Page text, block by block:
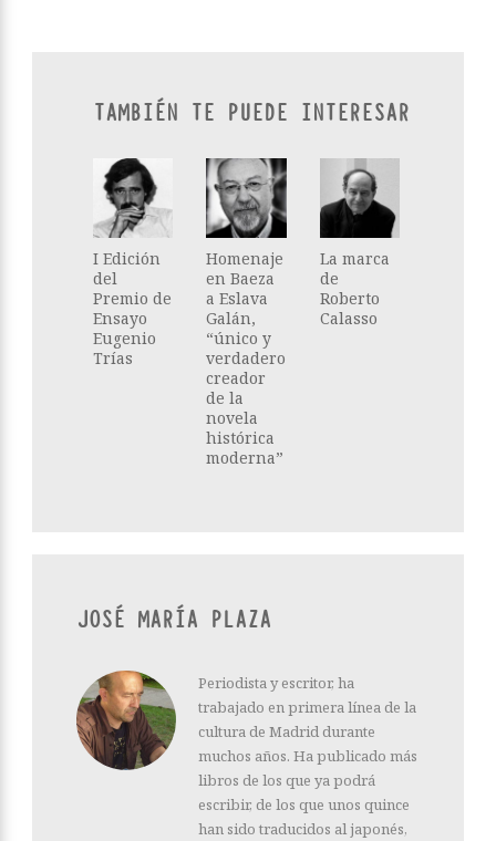
TAMBIÉN TE PUEDE INTERESAR
I Edición
del
Premio de
Ensayo
Eugenio
Trías
Homenaje
en Baeza
a Eslava
Galán,
“único y
verdadero
creador
de la
novela
histórica
moderna”
La marca
de
Roberto
Calasso
JOSÉ MARÍA PLAZA
Periodista y escritor, ha
trabajado en primera línea de la
cultura de Madrid durante
muchos años. Ha publicado más
libros de los que ya podrá
escribir, de los que unos quince
han sido traducidos al japonés,